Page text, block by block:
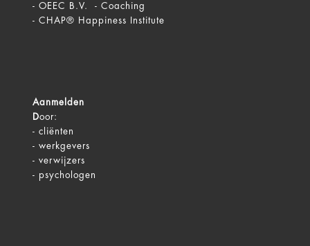
- OEEC B.V. - Coaching
- CHAP® Happiness Institute
Aanmelden
Door:
- cliënten
- werkgevers
- verwijzers
- psychologen